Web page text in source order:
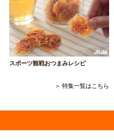
スポーツ観戦おつまみレシピ
＞ 特集一覧はこちら